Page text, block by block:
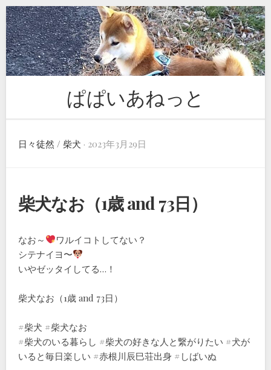
Skip
to
content
ぱぱいあねっと
日々徒然 / 柴犬 · 2023年3月29日
柴犬なお（1歳 and 73日）
なお～
ワルイコトしてない？
シテナイヨ〜
いやゼッタイしてる…！
柴犬なお（1歳 and 73日）
#柴犬 #柴犬なお
#柴犬のいる暮らし #柴犬の好きな人と繋がりたい #犬が
いると毎日楽しい #赤根川辰巳荘出身 #しばいぬ